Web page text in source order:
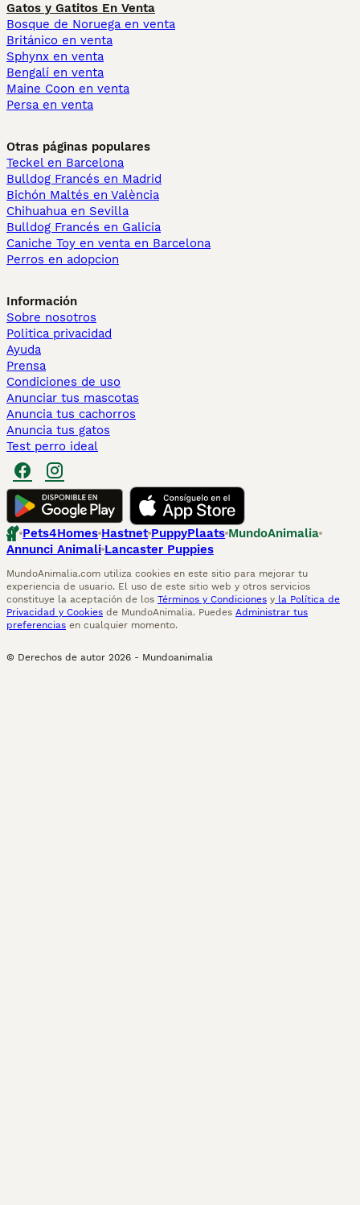
Gatos y Gatitos En Venta
Bosque de Noruega en venta
Británico en venta
Sphynx en venta
Bengalí en venta
Maine Coon en venta
Persa en venta
Otras páginas populares
Teckel en Barcelona
Bulldog Francés en Madrid
Bichón Maltés en València
Chihuahua en Sevilla
Bulldog Francés en Galicia
Caniche Toy en venta en Barcelona
Perros en adopcion
Información
Sobre nosotros
Politica privacidad
Ayuda
Prensa
Condiciones de uso
Anunciar tus mascotas
Anuncia tus cachorros
Anuncia tus gatos
Test perro ideal
Pets4Homes Hastnet PuppyPlaats MundoAnimalia
Annunci Animali Lancaster Puppies
MundoAnimalia.com utiliza cookies en este sitio para mejorar tu
experiencia de usuario. El uso de este sitio web y otros servicios
constituye la aceptación de los Términos y Condiciones y la Política de
Privacidad y Cookies de MundoAnimalia. Puedes Administrar tus
preferencias en cualquier momento.
© Derechos de autor 2026 - Mundoanimalia